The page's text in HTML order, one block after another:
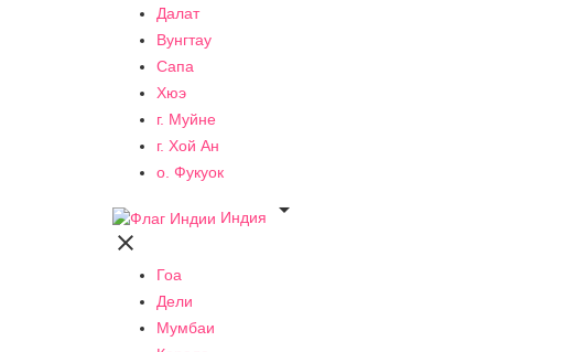
Далат
Вунгтау
Сапа
Хюэ
г. Муйне
г. Хой Ан
о. Фукуок
Индия


Гоа
Дели
Мумбаи